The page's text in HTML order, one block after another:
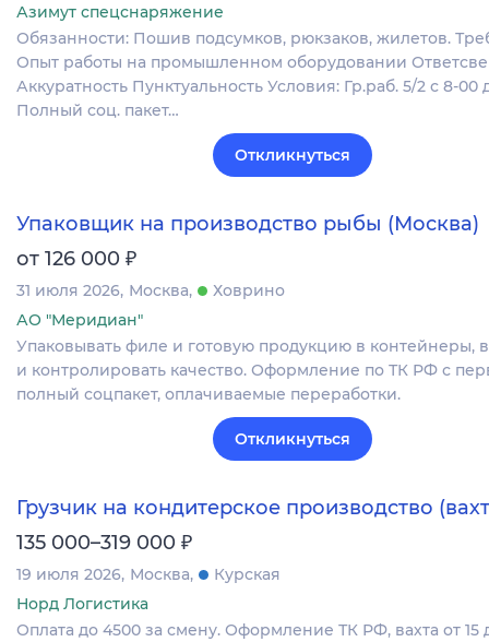
Азимут спецснаряжение
Обязанности: Пошив подсумков, рюкзаков, жилетов.
Опыт работы на промышленном оборудовании
Аккуратность Пунктуальность Условия: Гр.раб. 5/2 с 8-00
Полный соц. пакет…
Откликнуться
Упаковщик на производство рыбы (Москва)
от 126 000 ₽
31 июля 2026 Москва
Ховрино
АО "Меридиан"
Упаковывать филе и готовую продукцию в контейнеры,
и контролировать качество. Оформление по ТК РФ с
полный соцпакет, оплачиваемые переработки.
Откликнуться
Грузчик на кондитерское производство
135 000–319 000 ₽
19 июля 2026 Москва
Курская
Норд Логистика
Оплата до 4500 за смену. Оформление ТК РФ, вахта от 15